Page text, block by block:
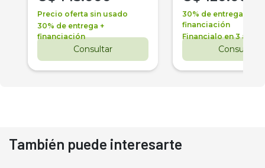
Precio oferta sin usado
30% de entrega +
financiación
Consultar
30% de entrega +
financiación
Financialo en 3 años
Consultar
También puede interesarte